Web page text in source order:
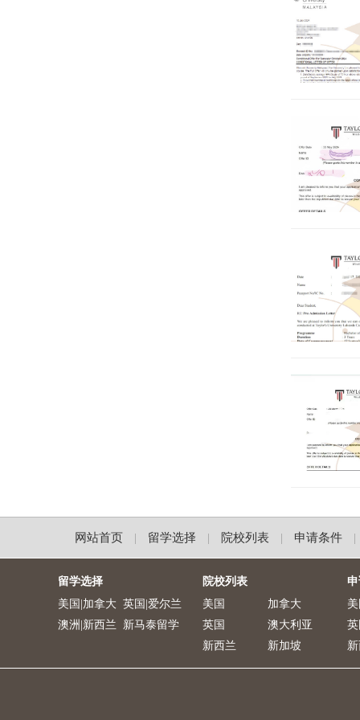
网站首页 留学选择 院校列表 申请条件
留学选择
美国|加拿大 英国|爱尔兰
澳洲|新西兰
新马泰留学
院校列表
美国
加拿大
英国
澳大利亚
新西兰
新加坡